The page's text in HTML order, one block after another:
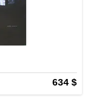
634 $